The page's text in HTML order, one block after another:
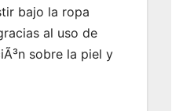
bajo la ropa
al uso de
sobre la piel y